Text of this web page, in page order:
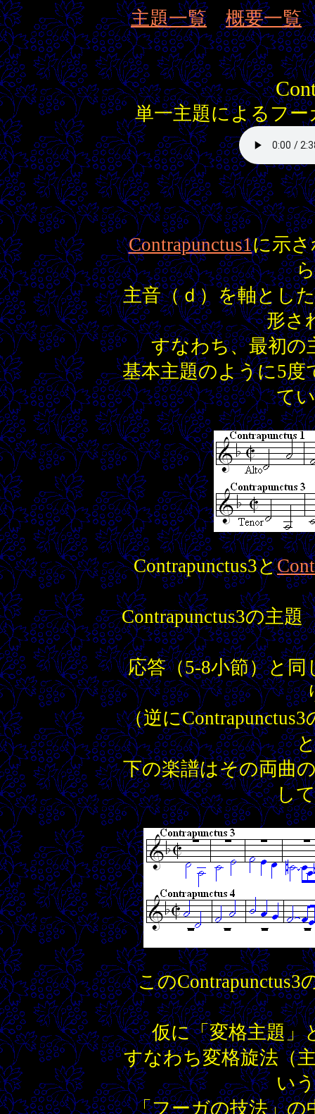
主題一覧 概要一覧
単一主題によるフー
Contrapunctus1に示さ
主音（ｄ）を軸とし
形さ
すなわち、最初の
基本主題のように5度
て
Contrapunctus3と
Contrapunctus3の主題
応答（5-8小節）と
（逆にContrapunctus3
下の楽譜はその両曲
し
この
仮に「変格主題」
すなわち変格旋法（
い
「フーガの技法」の